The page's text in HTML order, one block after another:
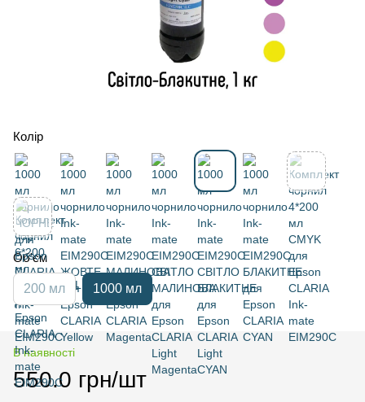
Колір
Об'єм
200 мл 1000 мл
В наявності
550.0 грн/шт